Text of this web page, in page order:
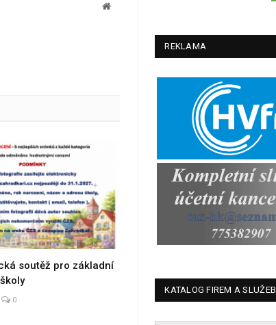
Website
soutěž pro základní
0
REKLAMA
KATALOG FIREM A SLUŽEB